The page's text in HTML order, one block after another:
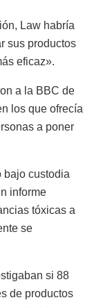
Law habría
sus productos
eficaz».
a la BBC de
los que ofrecía
a poner
bajo custodia
informe
tóxicas a
se
si 88
de productos